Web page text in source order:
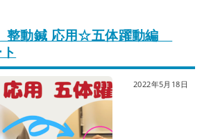
整動鍼 応用☆五体躍動編
2022年5月18日